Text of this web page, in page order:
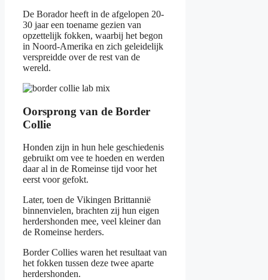
De Borador heeft in de afgelopen 20-
30 jaar een toename gezien van
opzettelijk fokken, waarbij het begon
in Noord-Amerika en zich geleidelijk
verspreidde over de rest van de
wereld.
Oorsprong van de Border
Collie
Honden zijn in hun hele geschiedenis
gebruikt om vee te hoeden en werden
daar al in de Romeinse tijd voor het
eerst voor gefokt.
Later, toen de Vikingen Brittannië
binnenvielen, brachten zij hun eigen
herdershonden mee, veel kleiner dan
de Romeinse herders.
Border Collies waren het resultaat van
het fokken tussen deze twee aparte
herdershonden.